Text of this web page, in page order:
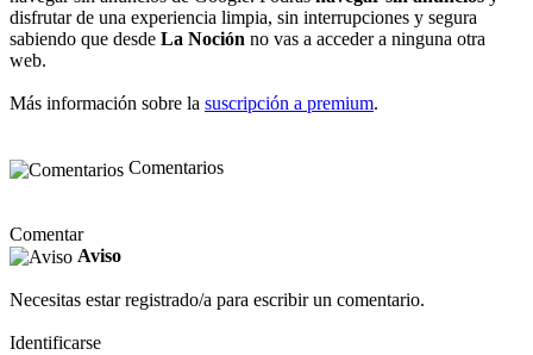
disfrutar de una experiencia limpia, sin interrupciones y segura
sabiendo que desde La Noción no vas a acceder a ninguna otra
web.
Más información sobre la suscripción a premium.
Comentarios
Comentar
Aviso
Necesitas estar registrado/a para escribir un comentario.
Identificarse